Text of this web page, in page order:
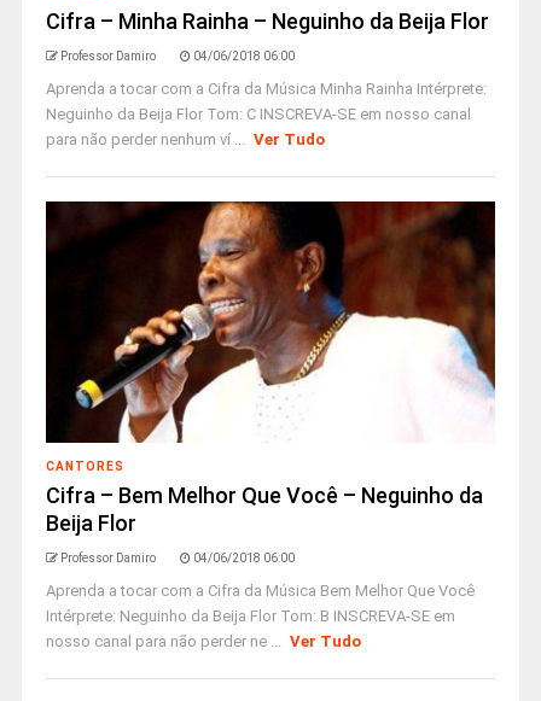
Cifra – Minha Rainha – Neguinho da Beija Flor
Professor Damiro 04/06/2018 06:00
Aprenda a tocar com a Cifra da Música Minha Rainha Intérprete:
Neguinho da Beija Flor Tom: C INSCREVA-SE em nosso canal
para não perder nenhum ví ... Ver Tudo
CANTORES
Cifra – Bem Melhor Que Você – Neguinho da
Beija Flor
Professor Damiro 04/06/2018 06:00
Aprenda a tocar com a Cifra da Música Bem Melhor Que Você
Intérprete: Neguinho da Beija Flor Tom: B INSCREVA-SE em
nosso canal para não perder ne ... Ver Tudo